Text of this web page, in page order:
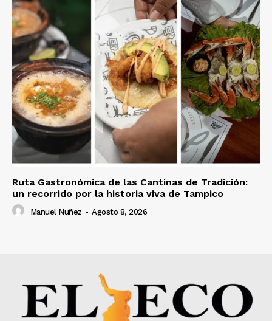
Ruta Gastronómica de las Cantinas de Tradición:
un recorrido por la historia viva de Tampico
Manuel Nuñez - Agosto 8, 2026